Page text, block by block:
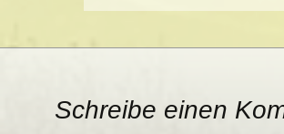
Schreibe einen